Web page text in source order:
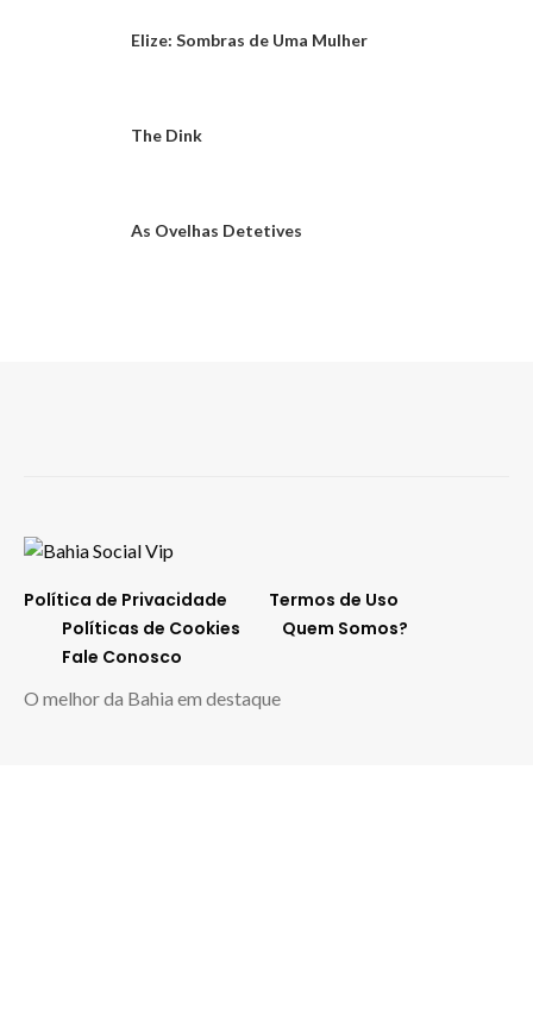
Elize: Sombras de Uma Mulher
The Dink
As Ovelhas Detetives
Política de Privacidade
Termos de Uso
Políticas de Cookies
Quem Somos?
Fale Conosco
O melhor da Bahia em destaque